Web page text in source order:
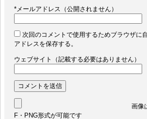
* メールアドレス（公開されません）
次回のコメントで使用するためブラウザに
アドレスを保存する。
ウェブサイト（記載する必要はありません）
画像
F・PNG形式が可能です